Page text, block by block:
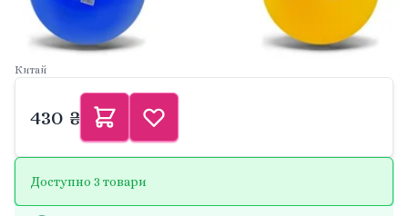
Китай
430 ₴
Доступно 3 товари